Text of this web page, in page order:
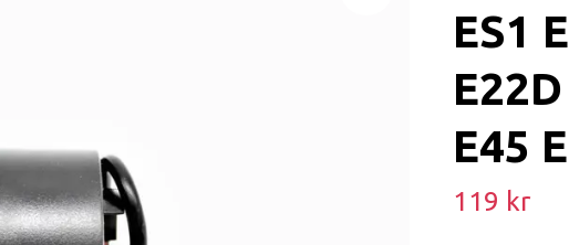
ES1
E45
119 kr